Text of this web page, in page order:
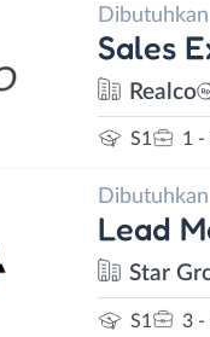
Dibutuhkan
Sales
Realco
S1 1 -
Dibutuhkan
Lead
Star
S1 3 -